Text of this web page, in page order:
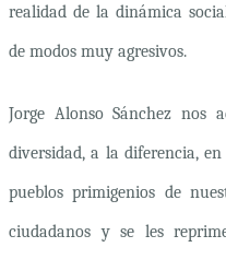
realidad de la dinámica
de modos muy agresivos.
Jorge Alonso Sánchez nos
diversidad, a la diferencia,
pueblos primigenios de
ciudadanos y se les